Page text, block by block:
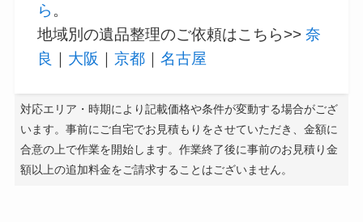
ら 。
地域別の遺品整理のご依頼はこちら>>奈
良 ｜ 大阪 ｜京都 ｜名古屋
対応エリア・時期により記載価格や条件が変動する場合がござ
います。事前にご自宅でお見積もりをさせていただき、金額に
合意の上で作業を開始します。作業終了後に事前のお見積り金
額以上の追加料金をご請求することはございません。